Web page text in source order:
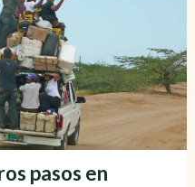
pasos en